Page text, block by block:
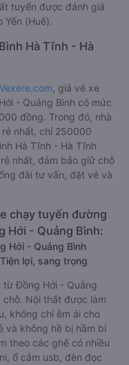
tuyến được đánh giá
(Huế).
Hà Tĩnh - Hà
Vexere.com , giá vé xe
- Quảng Bình có mức
đồng. Trong đó, nhà
nhất, chỉ 250000
Hà Tĩnh - Hà Tĩnh
nhất, đảm bảo giữ chỗ
đài tư vấn, đặt vé và
chạy tuyến đường
Hới - Quảng Bình:
Hới - Quảng Bình
lợi, sang trọng
từ Đồng Hới - Quảng
chỗ. Nội thất được làm
không chỉ êm ái cho
và không hề bị hầm bí
theo các ghế có nhiều
ổ cắm usb, đèn đọc